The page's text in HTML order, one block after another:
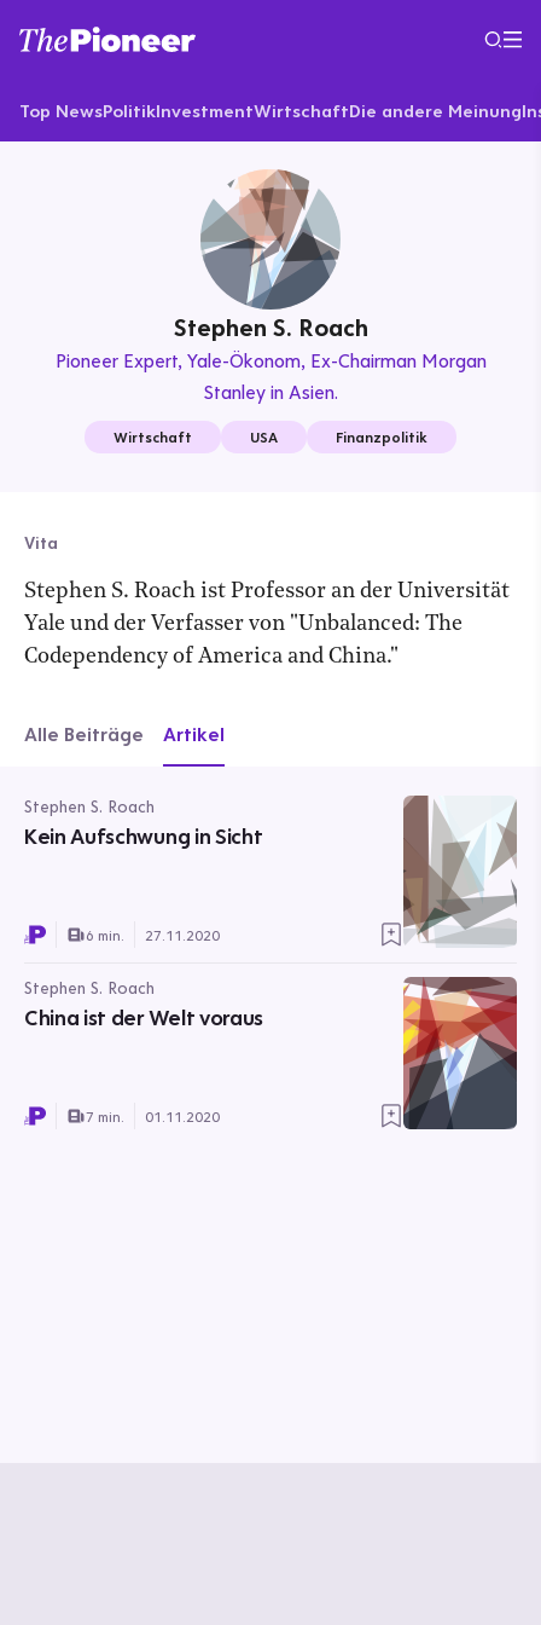
Top NewsPolitikInvestmentWirtschaftDie andere Meinung
Stephen S. Roach
Pioneer Expert Yale-Ökonom, Ex-Chairman Morgan
Stanley in Asien.
Wirtschaft USA Finanzpolitik
Vita
Stephen S. Roach ist Professor an der Universität
Yale und der Verfasser von "Unbalanced: The
Codependency of America and China."
Alle Beiträge Artikel
Stephen S. Roach
Kein Aufschwung in Sicht
6 min. 27.11.2020
Stephen S. Roach
China ist der Welt voraus
7 min. 01.11.2020